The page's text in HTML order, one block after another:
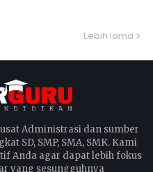
Lebih lama
Administrasi dan sumber
SD, SMP, SMA, SMK. Kami
Anda agar dapat lebih fokus
yang sesungguhnya